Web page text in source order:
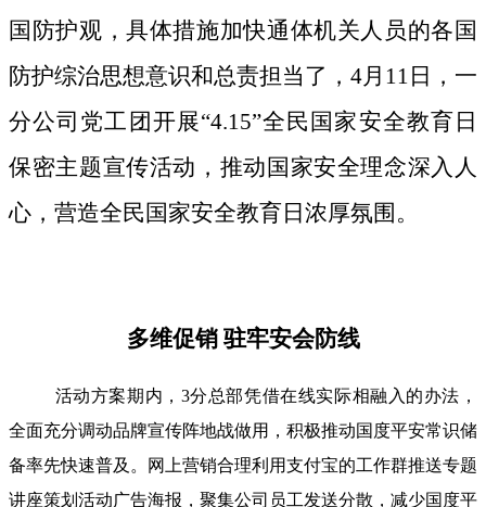
国防护观，具体措施加快通体机关人员的各国
防护综治思想意识和总责担当了，4月11日，一
分公司党工团开展“4.15”全民国家安全教育日
保密主题宣传活动，推动国家安全理念深入人
心，营造全民国家安全教育日浓厚氛围。
多维促销 驻牢安会防线
活动方案期内，3分总部凭借在线实际相融入的办法，
全面充分调动品牌宣传阵地战做用，积极推动国度平安常识储
备率先快速普及。网上营销合理利用支付宝的工作群推送专题
讲座策划活动广告海报，聚集公司员工发送分散，减少国度平